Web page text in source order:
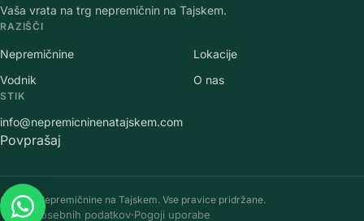
Vaša vrata na trg nepremičnin na Tajskem.
RAZIŠČI
Nepremičnine
Lokacije
Vodnik
O nas
STIK
info@nepremicninenatajskem.com
Povprašaj
© 2026 Nepremičnine na Tajskem. Vse pravice pridržane.
Varstvo osebnih podatkov·Pogoji uporabe